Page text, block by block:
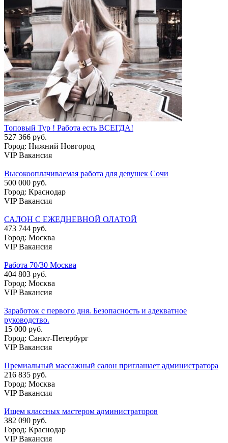
Топовый Тур ! Работа есть ВСЕГДА!
527 366 руб.
Город: Нижний Новгород
VIP Вакансия
Высокооплачиваемая работа для девушек Сочи
500 000 руб.
Город: Краснодар
VIP Вакансия
САЛОН С ЕЖЕДНЕВНОЙ ОЛАТОЙ
473 744 руб.
Город: Москва
VIP Вакансия
Работа 70/30 Москва
404 803 руб.
Город: Москва
VIP Вакансия
Заработок с первого дня. Безопасность и адекватное
руководство.
15 000 руб.
Город: Санкт-Петербург
VIP Вакансия
Премиальный массажный салон приглашает администратора
216 835 руб.
Город: Москва
VIP Вакансия
Ищем классных мастером администраторов
382 090 руб.
Город: Краснодар
VIP Вакансия